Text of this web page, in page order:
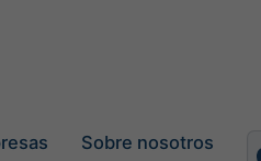
Sobre nosotros